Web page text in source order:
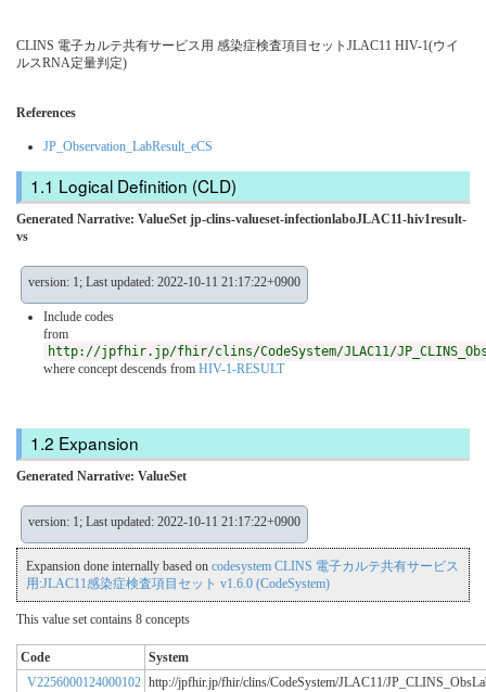
CLINS 電子カルテ共有サービス用 感染症検査項目セットJLAC11 HIV-1(ウイ
ルスRNA定量判定)
References
JP_Observation_LabResult_eCS
Logical Definition (CLD)
Generated Narrative: ValueSet jp-clins-valueset-infectionlaboJLAC11-hiv1result-
vs
version: 1; Last updated: 2022-10-11 21:17:22+0900
Include codes
from
http://jpfhir.jp/fhir/clins/CodeSystem/JLAC11/
where concept descends from HIV-1-RESULT
Expansion
Generated Narrative: ValueSet
version: 1; Last updated: 2022-10-11 21:17:22+0900
Expansion done internally based on codesystem CLINS 電子カルテ共有サービス
用:JLAC11感染症検査項目セット v1.6.0 (CodeSystem)
This value set contains 8 concepts
Code
System
V2256000124000102 http://jpfhir.jp/fhir/clins/CodeSystem/JLAC11/